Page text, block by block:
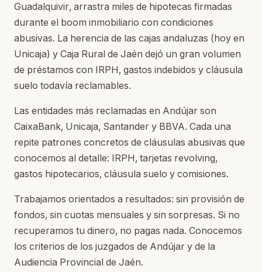
Guadalquivir, arrastra miles de hipotecas firmadas
durante el boom inmobiliario con condiciones
abusivas. La herencia de las cajas andaluzas (hoy en
Unicaja) y Caja Rural de Jaén dejó un gran volumen
de préstamos con IRPH, gastos indebidos y cláusula
suelo todavía reclamables.
Las entidades más reclamadas en Andújar son
CaixaBank, Unicaja, Santander y BBVA. Cada una
repite patrones concretos de cláusulas abusivas que
conocemos al detalle: IRPH, tarjetas revolving,
gastos hipotecarios, cláusula suelo y comisiones.
Trabajamos orientados a resultados: sin provisión de
fondos, sin cuotas mensuales y sin sorpresas. Si no
recuperamos tu dinero, no pagas nada. Conocemos
los criterios de los juzgados de Andújar y de la
Audiencia Provincial de Jaén.